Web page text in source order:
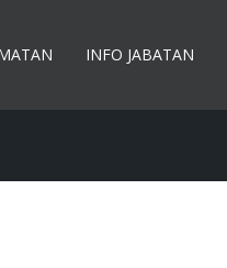
INFO JABATAN